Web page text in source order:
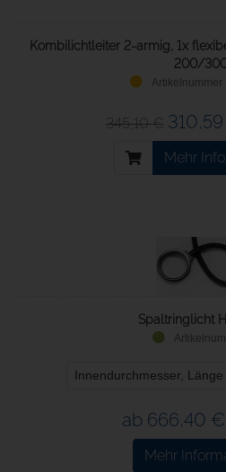
Kombilichtleiter 2-armig, 1x
200/
345,10 €
Mehr
Spaltringlicht
Innendurchmesser,
ab 666,40 €
Mehr